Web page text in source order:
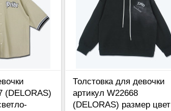
(DELORAS)
Толстовка для девочки
артикул W22668
(DELORAS) размер цвет